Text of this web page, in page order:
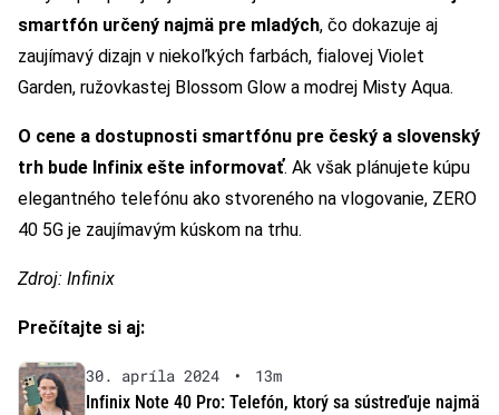
smartfón určený najmä pre mladých, čo dokazuje aj
zaujímavý dizajn v niekoľkých farbách, fialovej Violet
Garden, ružovkastej Blossom Glow a modrej Misty Aqua.
O cene a dostupnosti smartfónu pre český a slovenský
trh bude Infinix ešte informovať. Ak však plánujete kúpu
elegantného telefónu ako stvoreného na vlogovanie, ZERO
40 5G je zaujímavým kúskom na trhu.
Zdroj: Infinix
Prečítajte si aj:
30. apríla 2024 •
13m
Infinix Note 40 Pro: Telefón, ktorý sa sústreďuje najmä